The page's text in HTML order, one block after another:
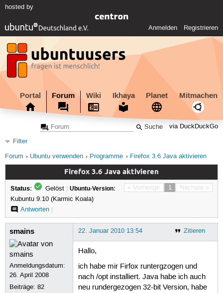
hosted by
Anmelden Registrieren
Portal Forum Wiki Ikhaya Planet Mitmachen
via DuckDuckGo
Filter
Forum
Ubuntu verwenden Programme Firefox 3.6 Java aktivieren
Firefox 3.6 Java aktivieren
« Vorherige 1 Nächste »
Status: Gelöst | Ubuntu-Version:
Kubuntu 9.10 (Karmic Koala)
Antworten|
smains
Anmeldungsdatum:
26. April 2008
Beiträge:82
Zitieren
22. Januar 2010 13:54
Hallo,
ich habe mir Firfox runtergzogen und
nach /opt installiert. Java habe ich auch
neu rundergezogen 32-bit Version, habe